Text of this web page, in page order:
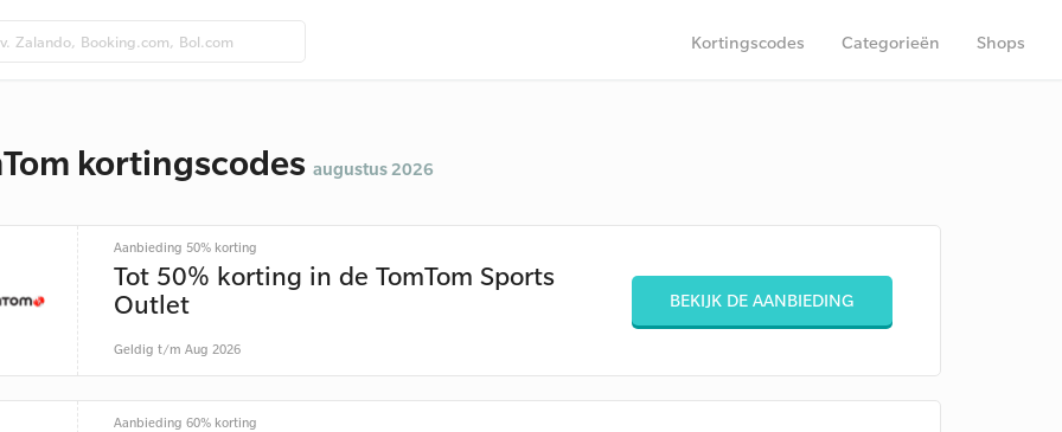
Kortingscodes Categorieën Shops
kortingscodes augustus 2026
Aanbieding 50% korting
Tot 50% korting in de TomTom Sports
Outlet
Geldig t/m Aug 2026
BEKIJK DE AANBIEDING
Aanbieding 60% korting